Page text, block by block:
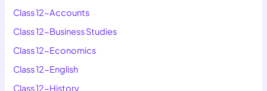
Class 12-Accounts
Class 12-Business Studies
Class 12-Economics
Class 12-English
Class 12-History